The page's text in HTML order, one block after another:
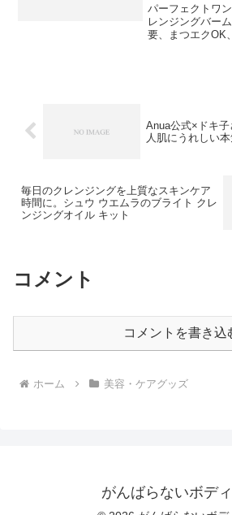
パーフェクトワ
レンジングバー
要、まつエクOK
Anua公式×ドキ
人肌にうれしい
毎日のクレンジングを上質なスキンケア
時間に。シュウ ウエムラのブライト クレ
ンジングオイル キット
コメント
コメントを書き込
ホーム 美容・ケアグッズ
がんばらないボデ